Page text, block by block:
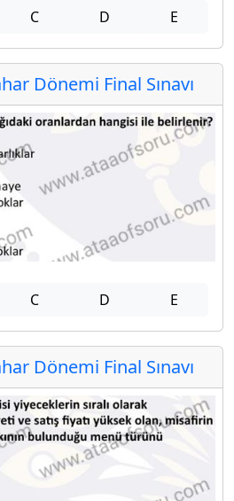
C D E
Dönemi Final Sınavı
C D E
Dönemi Final Sınavı